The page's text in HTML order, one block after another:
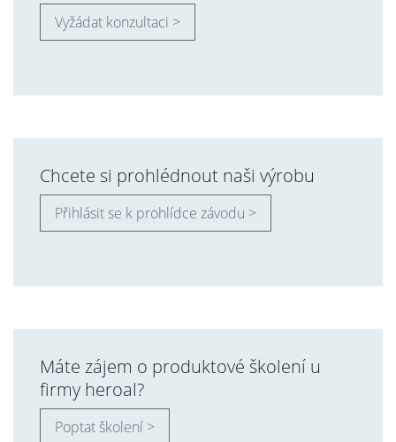
Vyžádat konzultaci >
Chcete si prohlédnout naši výrobu
Přihlásit se k prohlídce závodu >
Máte zájem o produktové školení u
firmy heroal?
Poptat školení >